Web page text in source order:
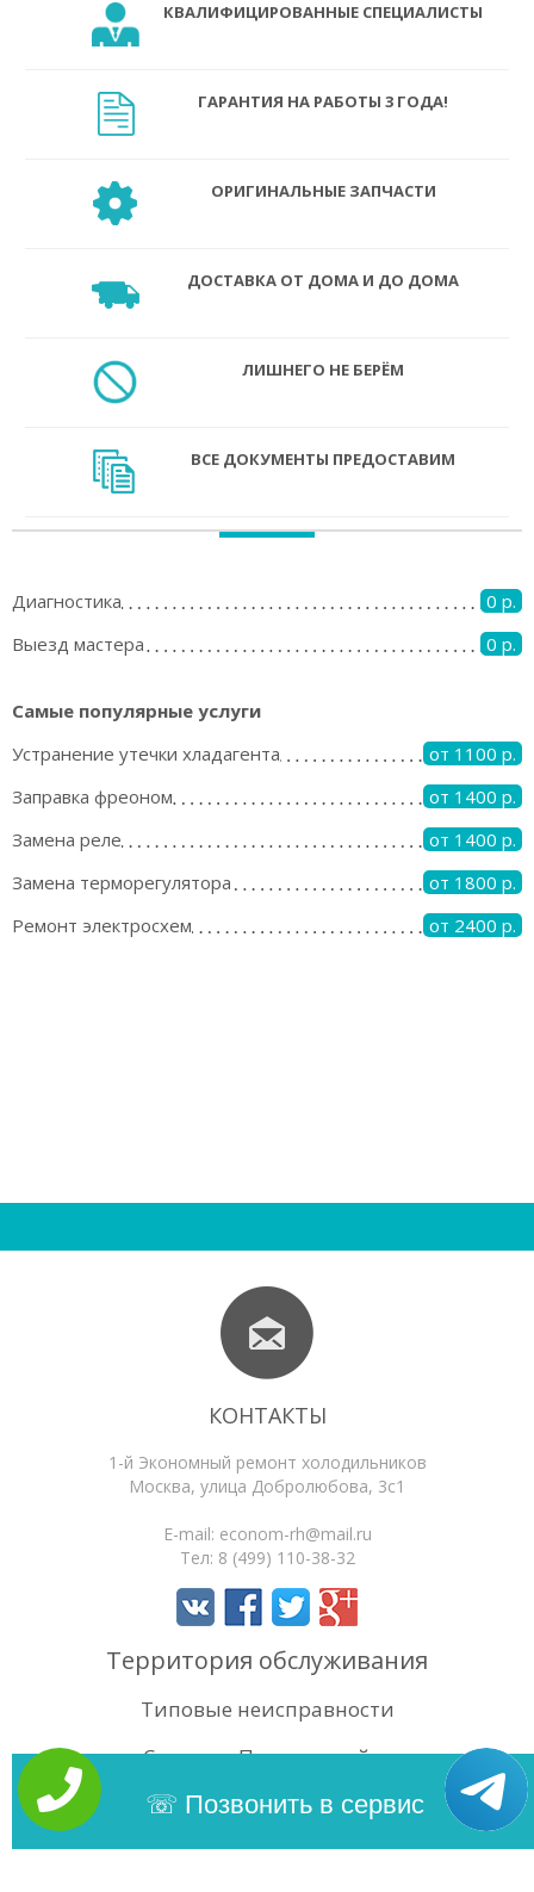
КВАЛИФИЦИРОВАННЫЕ СПЕЦИАЛИСТЫ
ГАРАНТИЯ НА РАБОТЫ 3 ГОДА!
ОРИГИНАЛЬНЫЕ ЗАПЧАСТИ
ДОСТАВКА ОТ ДОМА И ДО ДОМА
ЛИШНЕГО НЕ БЕРЁМ
ВСЕ ДОКУМЕНТЫ ПРЕДОСТАВИМ
Диагностика
0 р.
Выезд мастера
0 р.
Самые популярные услуги
Устранение утечки хладагента
от 1100 р.
Заправка фреоном
от 1400 р.
Замена реле
от 1400 р.
Замена терморегулятора
от 1800 р.
Ремонт электросхем
от 2400 р.
КОНТАКТЫ
1-й Экономный ремонт холодильников
Москва, улица Добролюбова, 3с1
E-mail: econom-rh@mail.ru
Тел: 8 (499) 110-38-32
Территория обслуживания
Типовые неисправности
Статьи
Поиск по сайту
Позвонить в сервис